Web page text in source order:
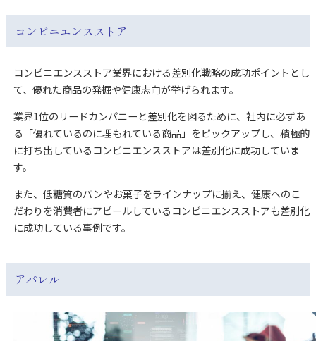
コンビニエンスストア
コンビニエンスストア業界における差別化戦略の成功ポイントとし
て、優れた商品の発掘や健康志向が挙げられます。
業界1位のリードカンパニーと差別化を図るために、社内に必ずあ
る「優れているのに埋もれている商品」をピックアップし、積極的
に打ち出しているコンビニエンスストアは差別化に成功していま
す。
また、低糖質のパンやお菓子をラインナップに揃え、健康へのこ
だわりを消費者にアピールしているコンビニエンスストアも差別化
に成功している事例です。
アパレル